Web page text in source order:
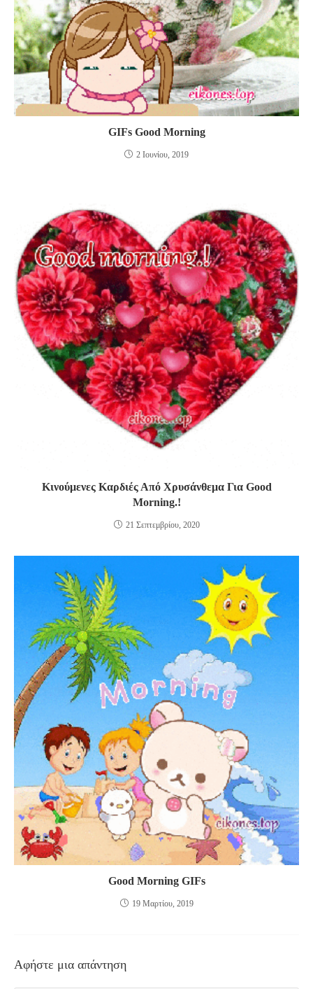
GIFs Good Morning
2 Ιουνίου, 2019
Κινούμενες Καρδιές Από Χρυσάνθεμα Για Good
Morning.!
21 Σεπτεμβρίου, 2020
Good Morning GIFs
19 Μαρτίου, 2019
Αφήστε μια απάντηση